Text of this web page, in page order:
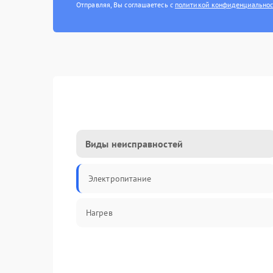
Отправляя, Вы соглашаетесь с политикой
Виды неисправностей
Электропитание
Нагрев